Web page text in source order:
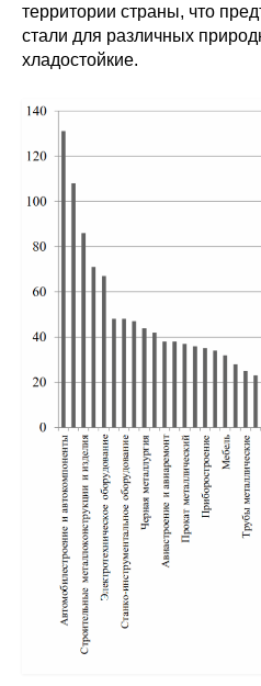
территории страны, что
стали для различных
хладостойкие.